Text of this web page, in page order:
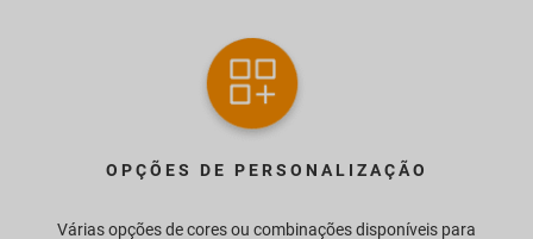
OPÇÕES DE PERSONALIZAÇÃO
Várias opções de cores ou combinações disponíveis para